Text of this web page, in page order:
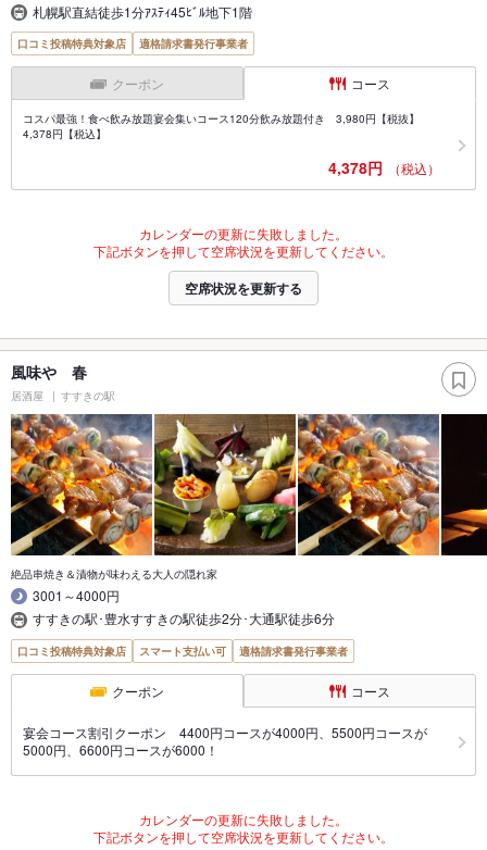
札幌駅直結徒歩1分ｱｽﾃｨ45ﾋﾞﾙ地下1階
口コミ投稿特典対象店 適格請求書発行事業者
クーポン コース
コスパ最強！食べ飲み放題宴会集いコース120分飲み放題付き 3,980円【税抜】
4,378円【税込】
4,378円 （税込）
カレンダーの更新に失敗しました。
下記ボタンを押して空席状況を更新してください。
空席状況を更新する
風味や 春
居酒屋 すすきの駅
絶品串焼き＆漬物が味わえる大人の隠れ家
3001～4000円
すすきの駅･豊水すすきの駅徒歩2分･大通駅徒歩6分
口コミ投稿特典対象店 スマート支払い可 適格請求書発行事業者
クーポン コース
宴会コース割引クーポン 4400円コースが4000円、5500円コースが
5000円、6600円コースが6000！
カレンダーの更新に失敗しました。
下記ボタンを押して空席状況を更新してください。